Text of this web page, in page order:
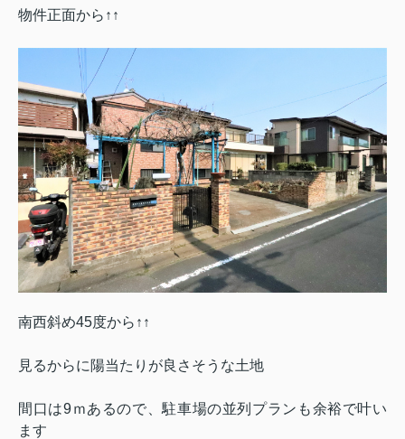
物件正面から↑↑
南西斜め45度から↑↑
見るからに陽当たりが良さそうな土地
間口は9ｍあるので、駐車場の並列プランも余裕で叶い
ます